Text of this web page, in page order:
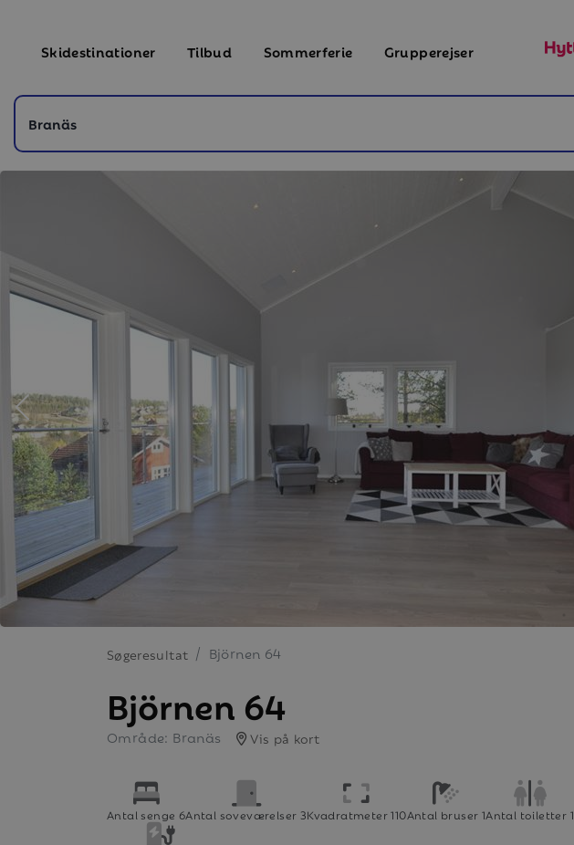
Skidestinationer Tilbud Sommerferie Grupperejser
Søgeresultat Björnen 64
Björnen 64
Område: Branäs Vis på kort
Antal senge 6Antal soveværelser 3Kvadratmeter 110Antal bruser 1Antal toiletter 1